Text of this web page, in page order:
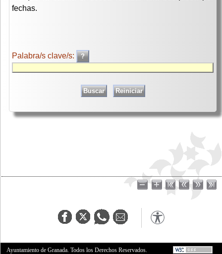
fechas.
Palabra/s clave/s:
Ayuntamiento de Granada. Todos los Derechos Reservados.